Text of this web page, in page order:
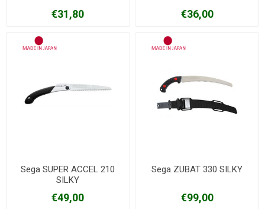
€31,80 €36,00
Sega SUPER ACCEL 210
SILKY
€49,00
Sega ZUBAT 330 SILKY
€99,00